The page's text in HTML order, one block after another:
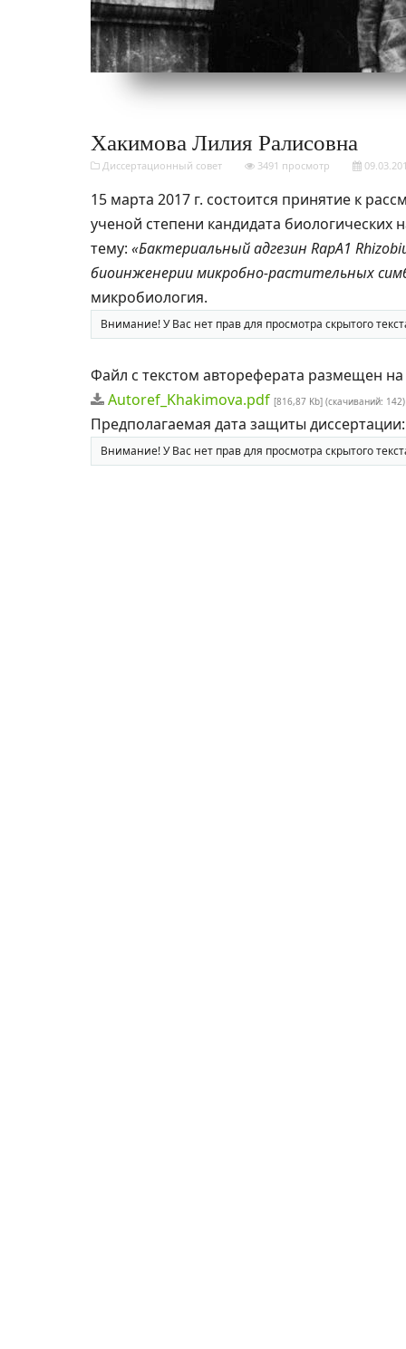
Хакимова Лилия Ралисовна
Диссертационный совет 3491 просмотр
15 марта 2017 г. состоится принятие к
ученой степени кандидата биологических
тему: «Бактериальный адгезин RapA1
биоинженерии микробно-растительных
микробиология.
Внимание! У Вас нет прав для просмотра скрытого
Файл с текстом автореферата размещен на
Autoref_Khakimova.pdf [816,87 Kb] (cкачиваний: 142)
Предполагаемая дата защиты диссертации:
Внимание! У Вас нет прав для просмотра скрытого